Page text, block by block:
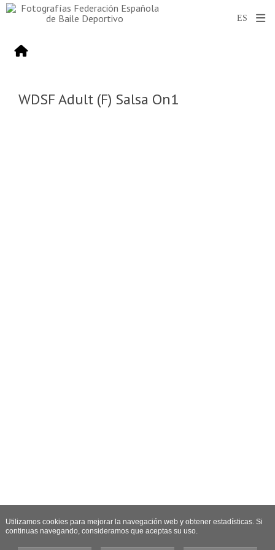
WDSF Adult (F) Salsa On1
Utilizamos cookies para mejorar la navegación web y obtener estadísticas. Si
continuas navegando, consideramos que aceptas su uso.